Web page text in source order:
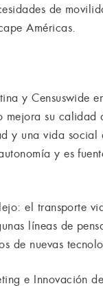
de
Américas.
y Censuswide
mejora su
y una vida
y es
el transporte
líneas de
nuevas
e Innovación